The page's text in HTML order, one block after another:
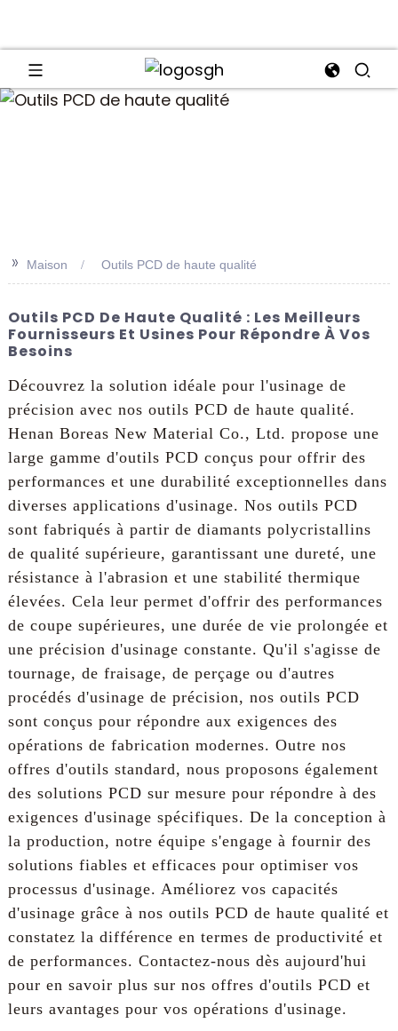
>> Maison Outils PCD de haute qualité
Outils PCD De Haute Qualité : Les Meilleurs
Fournisseurs Et Usines Pour Répondre À Vos
Besoins
Découvrez la solution idéale pour l'usinage de
précision avec nos outils PCD de haute qualité.
Henan Boreas New Material Co., Ltd. propose une
large gamme d'outils PCD conçus pour offrir des
performances et une durabilité exceptionnelles dans
diverses applications d'usinage. Nos outils PCD
sont fabriqués à partir de diamants polycristallins
de qualité supérieure, garantissant une dureté, une
résistance à l'abrasion et une stabilité thermique
élevées. Cela leur permet d'offrir des performances
de coupe supérieures, une durée de vie prolongée et
une précision d'usinage constante. Qu'il s'agisse de
tournage, de fraisage, de perçage ou d'autres
procédés d'usinage de précision, nos outils PCD
sont conçus pour répondre aux exigences des
opérations de fabrication modernes. Outre nos
offres d'outils standard, nous proposons également
des solutions PCD sur mesure pour répondre à des
exigences d'usinage spécifiques. De la conception à
la production, notre équipe s'engage à fournir des
solutions fiables et efficaces pour optimiser vos
processus d'usinage. Améliorez vos capacités
d'usinage grâce à nos outils PCD de haute qualité et
constatez la différence en termes de productivité et
de performances. Contactez-nous dès aujourd'hui
pour en savoir plus sur nos offres d'outils PCD et
leurs avantages pour vos opérations d'usinage.